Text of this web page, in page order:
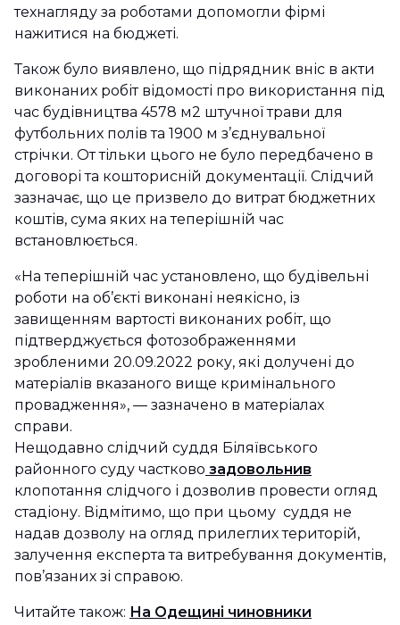
технагляду за роботами допомогли фірмі
нажитися на бюджеті.
Також було виявлено, що підрядник вніс в акти
виконаних робіт відомості про використання під
час будівництва 4578 м2 штучної трави для
футбольних полів та 1900 м з’єднувальної
стрічки. От тільки цього не було передбачено в
договорі та кошторисній документації. Слідчий
зазначає, що це призвело до витрат бюджетних
коштів, сума яких на теперішній час
встановлюється.
«На теперішній час установлено, що будівельні
роботи на об’єкті виконані неякісно, із
завищенням вартості виконаних робіт, що
підтверджується фотозображеннями
зробленими 20.09.2022 року, які долучені до
матеріалів вказаного вище кримінального
провадження», — зазначено в матеріалах
справи.
Нещодавно слідчий суддя Біляївського
районного суду частково задовольнив
клопотання слідчого і дозволив провести огляд
стадіону. Відмітимо, що при цьому суддя не
надав дозволу на огляд прилеглих територій,
залучення експерта та витребування документів,
пов’язаних зі справою.
Читайте також: На Одещині чиновники